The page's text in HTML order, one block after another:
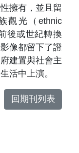
擁有，並且留
觀光（ethnic
後或世紀轉換
像都留下了證
建置與社會主
活中上演。
回期刊列表